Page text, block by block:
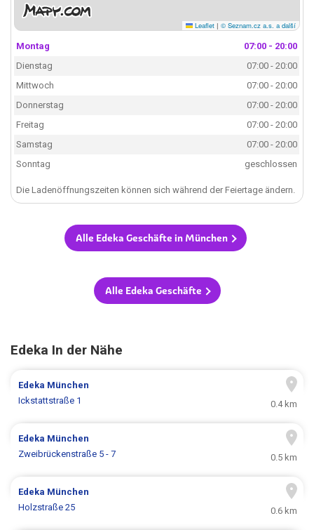
Leaflet | © Seznam.cz a.s. a další
Montag
07:00 - 20:00
Dienstag
07:00 - 20:00
Mittwoch
07:00 - 20:00
Donnerstag
07:00 - 20:00
Freitag
07:00 - 20:00
Samstag
07:00 - 20:00
Sonntag
geschlossen
Die Ladenöffnungszeiten können sich während der Feiertage ändern.
Alle Edeka Geschäfte in München
Alle Edeka Geschäfte
Edeka In der Nähe
Edeka München
Ickstattstraße 1
0.4 km
Edeka München
Zweibrückenstraße 5 - 7
0.5 km
Edeka München
Holzstraße 25
0.6 km